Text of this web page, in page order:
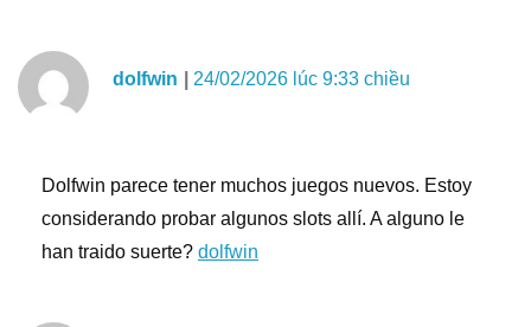
dolfwin 24/02/2026 lúc 9:33 chiều
Dolfwin parece tener muchos juegos nuevos. Estoy
considerando probar algunos slots allí. A alguno le
han traido suerte? dolfwin